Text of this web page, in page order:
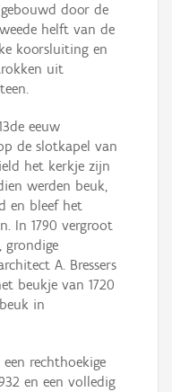
door de
helft van de
koorsluiting en
uit
eeuw
de slotkapel van
het kerkje zijn
werden beuk,
en bleef het
In 1790 vergroot
grondige
A. Bressers
beukje van 1720
in
rechthoekige
en een volledig